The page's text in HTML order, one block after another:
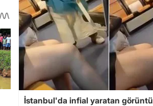
İstanbul'da infial yaratan görüntü